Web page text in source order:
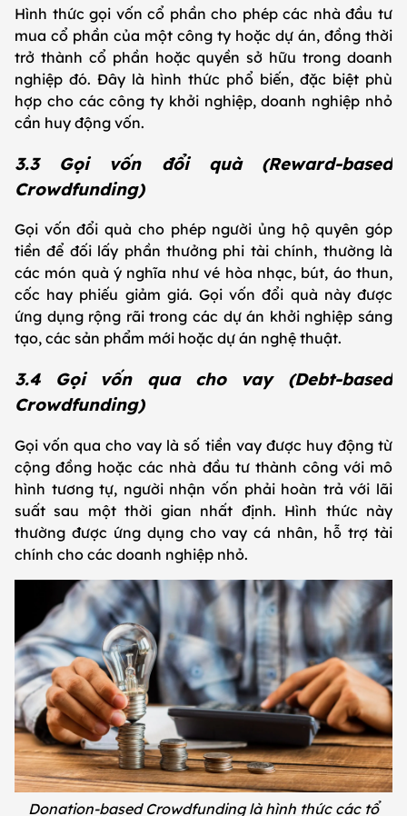
Hình thức gọi vốn cổ phần cho phép các nhà đầu tư
mua cổ phần của một công ty hoặc dự án, đồng thời
trở thành cổ phần hoặc quyền sở hữu trong doanh
nghiệp đó. Đây là hình thức phổ biến, đặc biệt phù
hợp cho các công ty khởi nghiệp, doanh nghiệp nhỏ
cần huy động vốn.
3.3 Gọi vốn đổi quà (Reward-based
Crowdfunding)
Gọi vốn đổi quà cho phép người ủng hộ quyên góp
tiền để đối lấy phần thưởng phi tài chính, thường là
các món quà ý nghĩa như vé hòa nhạc, bút, áo thun,
cốc hay phiếu giảm giá. Gọi vốn đổi quà này được
ứng dụng rộng rãi trong các dự án khởi nghiệp sáng
tạo, các sản phẩm mới hoặc dự án nghệ thuật.
3.4 Gọi vốn qua cho vay (Debt-based
Crowdfunding)
Gọi vốn qua cho vay là số tiền vay được huy động từ
cộng đồng hoặc các nhà đầu tư thành công với mô
hình tương tự, người nhận vốn phải hoàn trả với lãi
suất sau một thời gian nhất định. Hình thức này
thường được ứng dụng cho vay cá nhân, hỗ trợ tài
chính cho các doanh nghiệp nhỏ.
Donation-based Crowdfunding là hình thức các tổ